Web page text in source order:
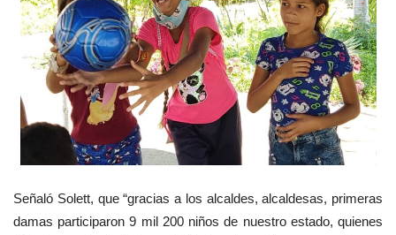
Señaló Solett, que “gracias a los alcaldes, alcaldesas, primeras
damas participaron 9 mil 200 niños de nuestro estado, quienes